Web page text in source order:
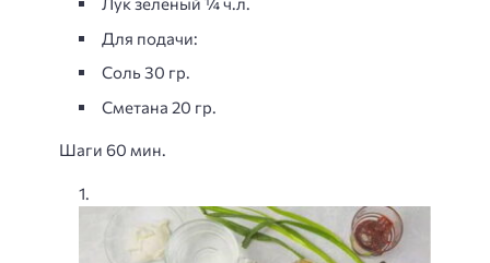
Для подачи:
Соль 30 гр.
Сметана 20 гр.
Шаги 60 мин.